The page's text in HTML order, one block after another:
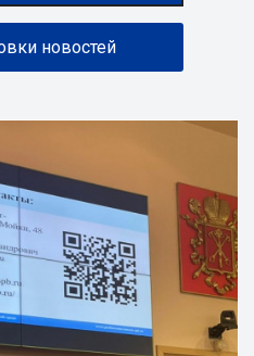
новостей